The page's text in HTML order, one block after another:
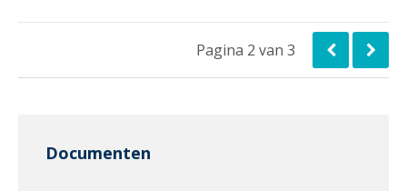
Pagina 2 van 3
Documenten